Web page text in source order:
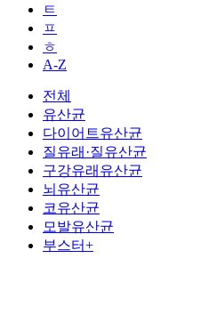
ㅌ
ㅍ
ㅎ
A-Z
전체
유산균
다이어트유산균
질유래·질유산균
구강유래유산균
뇌유산균
코유산균
모발유산균
부스터+